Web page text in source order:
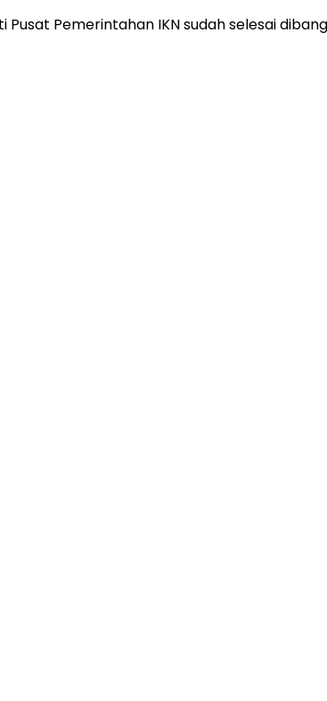
Pemerintahan IKN sudah selesai